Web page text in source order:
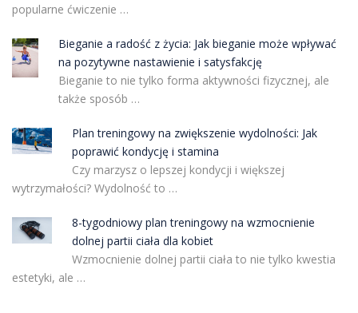
popularne ćwiczenie …
Bieganie a radość z życia: Jak bieganie może wpływać
na pozytywne nastawienie i satysfakcję
Bieganie to nie tylko forma aktywności fizycznej, ale
także sposób …
Plan treningowy na zwiększenie wydolności: Jak
poprawić kondycję i stamina
Czy marzysz o lepszej kondycji i większej
wytrzymałości? Wydolność to …
8-tygodniowy plan treningowy na wzmocnienie
dolnej partii ciała dla kobiet
Wzmocnienie dolnej partii ciała to nie tylko kwestia
estetyki, ale …